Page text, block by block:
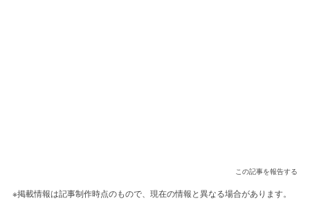
この記事を報告する
※掲載情報は記事制作時点のもので、現在の情報と異なる場合があります。